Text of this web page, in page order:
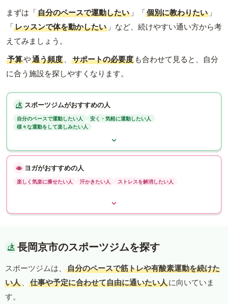
まずは「自分のペースで運動したい 」「個別に教わりたい 」
「レッスンで体を動かしたい 」など、続けやすい通い方から考
えてみましょう。
予算や通う頻度 、 サポートの必要度 も合わせて見ると、自分
に合う施設を探しやすくなります。
スポーツジムがおすすめの人
自分のペースで運動したい人
安く・気軽に運動したい人
様々な運動をして楽しみたい人
ヨガがおすすめの人
楽しく気楽に痩せたい人 汗かきたい人 ストレスを解消したい人
長岡京市のスポーツジムを探す
スポーツジムは、
自分のペースで筋トレや有酸素運動を続けた
い人 、 仕事や予定に合わせて自由に通いたい人に向いていま
す。